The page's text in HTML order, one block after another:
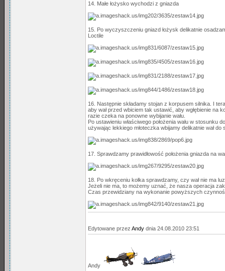
14. Małe łożysko wychodzi z gniazda
15. Po wyczyszczeniu gniazd łożysk delikatnie
Loctile
16. Następnie składamy stojan z korpusem silnika. I
aby wał przed wbiciem tak ustawić, aby wgłębienie na
razie czeka na ponowne wybijanie wału.
Po ustawieniu właściwego położenia wału w
używając lekkiego młoteczka wbijamy delikatnie wał
17. Sprawdzamy prawidłowość położenia gniazda na
18. Po wkręceniu kołka sprawdzamy, czy wał nie ma
Jeżeli nie ma, to możemy uznać, że nasza operacja
Czas przewidziany na wykonanie powyższych
Edytowane przez Andy dnia 24.08.2010 23:51
Andy